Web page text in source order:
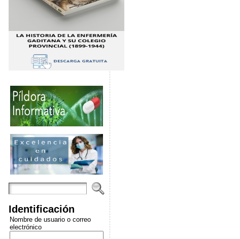
Identificación
Nombre de usuario o correo
electrónico